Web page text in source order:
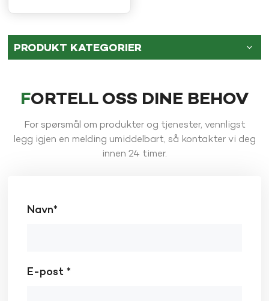
PRODUKT KATEGORIER
FORTELL OSS DINE BEHOV
For spørsmål om produkter og tjenester, vennligst
legg igjen en melding umiddelbart, så kontakter vi deg
innen 24 timer.
Navn*
E-post *